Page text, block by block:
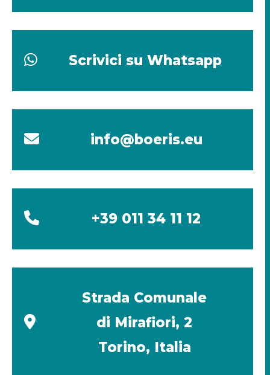
Scrivici su Whatsapp
info@boeris.eu
+39 011 34 11 12
Strada Comunale
di Mirafiori, 2
Torino, Italia